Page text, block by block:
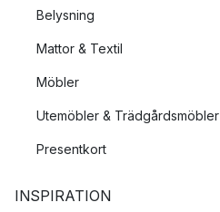
Belysning
Mattor & Textil
Möbler
Utemöbler & Trädgårdsmöbler
Presentkort
INSPIRATION